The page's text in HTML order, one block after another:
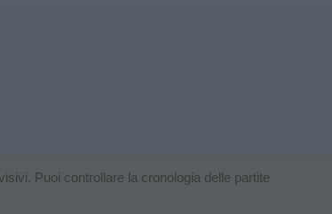
Puoi controllare la cronologia delle partite